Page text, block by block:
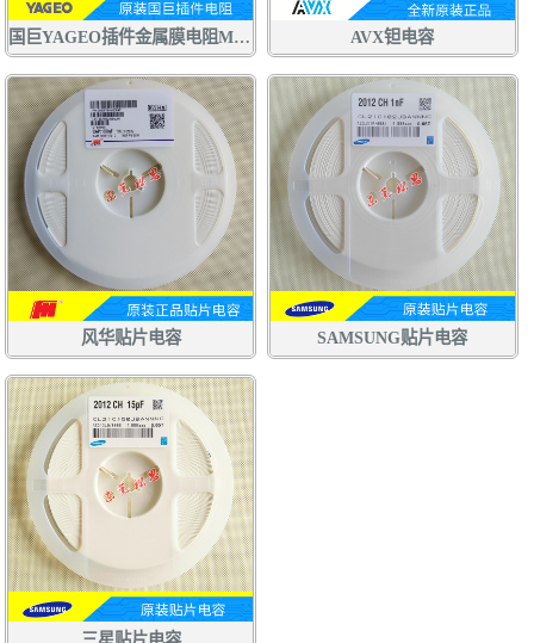
国巨YAGEO插件金属膜电阻MFR AVX钽电容
风华贴片电容 SAMSUNG贴片电容
三星贴片电容